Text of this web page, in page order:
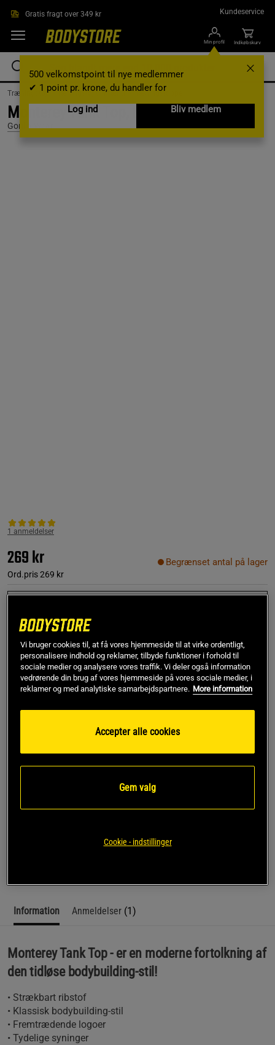
Gratis fragt over 349 kr Kundeservice
Min profil
500 velkomstpoint til nye medlemmer
✔ 1 point pr. krone, du handler for
Log ind
Bliv medlem
Indkøbskurv
Træningstøj /Træningstøj til mænd /Træningstoppe
Monterey Tank Top, Black/Red, S/M
Gorilla Wear
1 anmeldelser
269 kr
Ord.pris269 kr
Begrænset antal på lager
Føj til indkøbskurven
Rabatkode!Få 150 kr i rabat med koden SPAR150
ved køb over 799 kr.Log ind eller bliv medlem.
*Gælder ikke drikkevarer eller gavekort. Gælder til og med den 5/8
Information Anmeldelser (1)
Monterey Tank Top - er en moderne fortolkning af
den tidløse bodybuilding-stil!
• Strækbart ribstof
• Klassisk bodybuilding-stil
• Fremtrædende logoer
• Tydelige syninger
Vi bruger cookies til, at få vores hjemmeside til at virke ordentligt,
personalisere indhold og reklamer, tilbyde funktioner i forhold til
sociale medier og analysere vores traffik. Vi deler også information
vedrørende din brug af vores hjemmeside på vores sociale medier, i
reklamer og med analytiske samarbejdspartnere. More information
Accepter alle cookies
Gem valg
Cookie - indstillinger